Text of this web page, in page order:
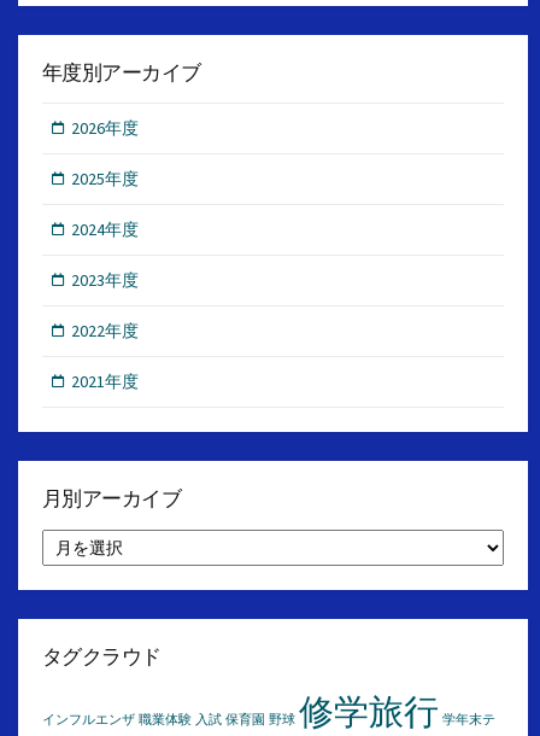
年度別アーカイブ
2026年度
2025年度
2024年度
2023年度
2022年度
2021年度
月別アーカイブ
別
ア
イ
タグクラウド
インフルエンザ 職業体験 入試 保育園 野球 修学旅行 学年末テ